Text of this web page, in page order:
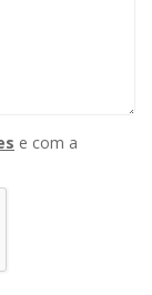
e com a